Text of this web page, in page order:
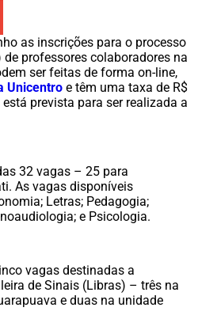
as inscrições para o processo
professores colaboradores na
ser feitas de forma on-line,
Unicentro e têm uma taxa de R$
prevista para ser realizada a
32 vagas – 25 para
As vagas disponíveis
Letras; Pedagogia;
e Psicologia.
vagas destinadas a
de Sinais (Libras) – três na
e duas na unidade